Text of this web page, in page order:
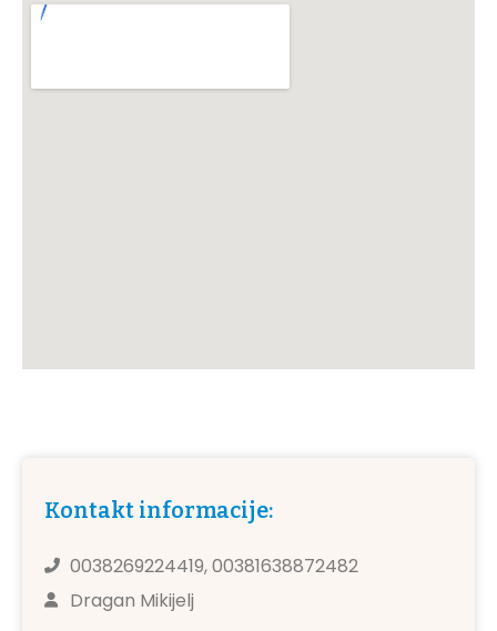
Kontakt informacije:
0038269224419, 00381638872482
Dragan Mikijelj